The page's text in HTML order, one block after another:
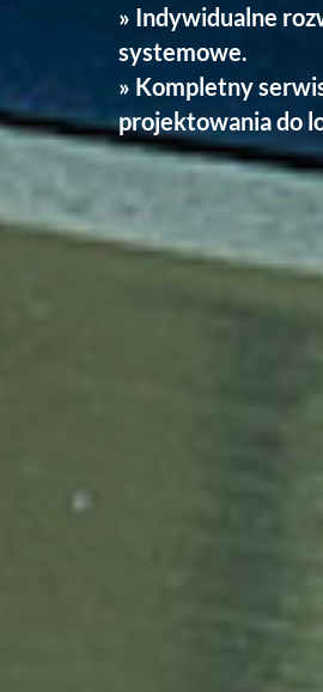
» Indywidualne
systemowe.
» Kompletny
projektowania do